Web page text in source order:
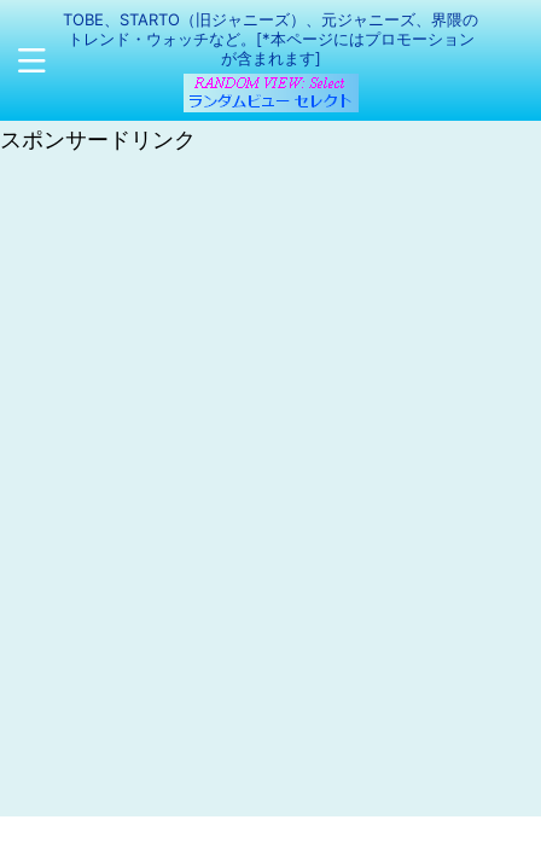
TOBE、STARTO（旧ジャニーズ）、元ジャニーズ、界隈の
トレンド・ウォッチなど。[*本ページにはプロモーション
が含まれます]
スポンサードリンク